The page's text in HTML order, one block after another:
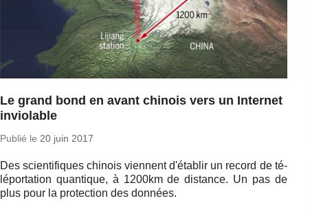
Le grand bond en avant chinois vers un Internet
inviolable
Publié le20 juin 2017
Des scien­ti­fiques chinois viennent d'éta­blir un record de té­
lé­por­ta­tion quan­tique, à 1200km de dis­tance. Un pas de
plus pour la pro­tec­tion des données.